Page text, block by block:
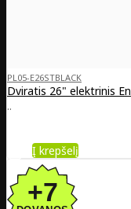
PL05-E26STBLACK
Dviratis 26" elektrinis
..
Į krepšelį